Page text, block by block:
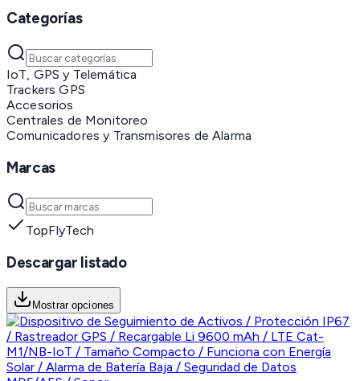
Categorías
IoT, GPS y Telemática
Trackers GPS
Accesorios
Centrales de Monitoreo
Comunicadores y Transmisores de Alarma
Marcas
TopFlyTech
Descargar listado
Mostrar opciones